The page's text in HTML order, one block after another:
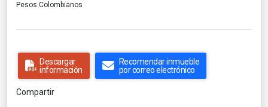
Pesos Colombianos
Descargar
información
Recomendar inmueble
por correo electrónico
Compartir